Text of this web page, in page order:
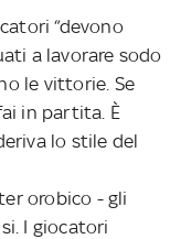
“devono
a lavorare sodo
le vittorie. Se
in partita. È
lo stile del
orobico - gli
I giocatori